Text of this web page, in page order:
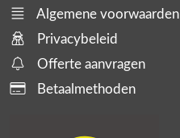
Algemene voorwaarden
Privacybeleid
Offerte aanvragen
Betaalmethoden